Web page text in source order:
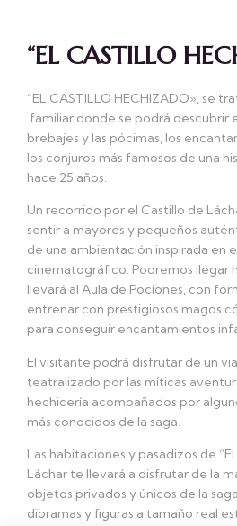
“EL CASTILLO
“EL CASTILLO HECHIZADO», se
familiar donde se podrá descubrir
brebajes y las pócimas, los
los conjuros más famosos de una
hace 25 años.
Un recorrido por el Castillo de
sentir a mayores y pequeños
de una ambientación inspirada en
cinematográfico. Podremos llegar
llevará al Aula de Pociones, con
entrenar con prestigiosos magos
para conseguir encantamientos
El visitante podrá disfrutar de un
teatralizado por las míticas
hechicería acompañados por
más conocidos de la saga.
Las habitaciones y pasadizos de
Láchar te llevará a disfrutar de la
objetos privados y únicos de la
dioramas y figuras a tamaño real